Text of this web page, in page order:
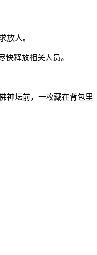
放人。
释放相关人员。
神坛前，一枚藏在背包里